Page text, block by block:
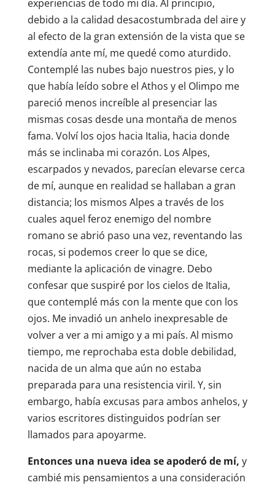
experiencias de todo mi día. Al principio,
debido a la calidad desacostumbrada del aire y
al efecto de la gran extensión de la vista que se
extendía ante mí, me quedé como aturdido.
Contemplé las nubes bajo nuestros pies, y lo
que había leído sobre el Athos y el Olimpo me
pareció menos increíble al presenciar las
mismas cosas desde una montaña de menos
fama. Volví los ojos hacia Italia, hacia donde
más se inclinaba mi corazón. Los Alpes,
escarpados y nevados, parecían elevarse cerca
de mí, aunque en realidad se hallaban a gran
distancia; los mismos Alpes a través de los
cuales aquel feroz enemigo del nombre
romano se abrió paso una vez, reventando las
rocas, si podemos creer lo que se dice,
mediante la aplicación de vinagre. Debo
confesar que suspiré por los cielos de Italia,
que contemplé más con la mente que con los
ojos. Me invadió un anhelo inexpresable de
volver a ver a mi amigo y a mi país. Al mismo
tiempo, me reprochaba esta doble debilidad,
nacida de un alma que aún no estaba
preparada para una resistencia viril. Y, sin
embargo, había excusas para ambos anhelos, y
varios escritores distinguidos podrían ser
llamados para apoyarme.
Entonces una nueva idea se apoderó de mí, y
cambié mis pensamientos a una consideración